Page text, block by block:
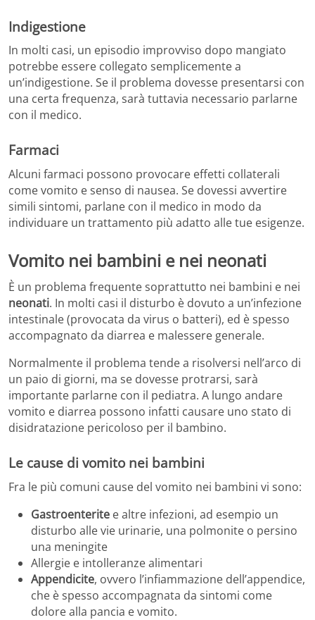
Indigestione
In molti casi, un episodio improvviso dopo mangiato
potrebbe essere collegato semplicemente a
un’indigestione. Se il problema dovesse presentarsi con
una certa frequenza, sarà tuttavia necessario parlarne
con il medico.
Farmaci
Alcuni farmaci possono provocare effetti collaterali
come vomito e senso di nausea. Se dovessi avvertire
simili sintomi, parlane con il medico in modo da
individuare un trattamento più adatto alle tue esigenze.
Vomito nei bambini e nei neonati
È un problema frequente soprattutto nei bambini e nei
neonati. In molti casi il disturbo è dovuto a un’infezione
intestinale (provocata da virus o batteri), ed è spesso
accompagnato da diarrea e malessere generale.
Normalmente il problema tende a risolversi nell’arco di
un paio di giorni, ma se dovesse protrarsi, sarà
importante parlarne con il pediatra. A lungo andare
vomito e diarrea possono infatti causare uno stato di
disidratazione pericoloso per il bambino.
Le cause di vomito nei bambini
Fra le più comuni cause del vomito nei bambini vi sono:
Gastroenterite e altre infezioni, ad esempio un
disturbo alle vie urinarie, una polmonite o persino
una meningite
Allergie e intolleranze alimentari
Appendicite, ovvero l’infiammazione dell’appendice,
che è spesso accompagnata da sintomi come
dolore alla pancia e vomito.